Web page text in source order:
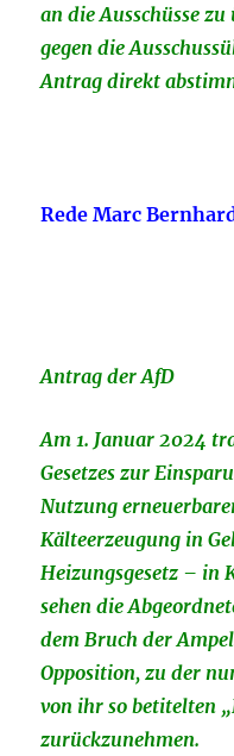
an die Ausschüsse
gegen die
Antrag direkt
Rede Marc
Antrag der AfD
Am 1. Januar 2024
Gesetzes zur
Nutzung
Kälteerzeugung in
Heizungsgesetz – in
sehen die
dem Bruch der
Opposition, zu der
von ihr so betitelten
zurückzunehmen.